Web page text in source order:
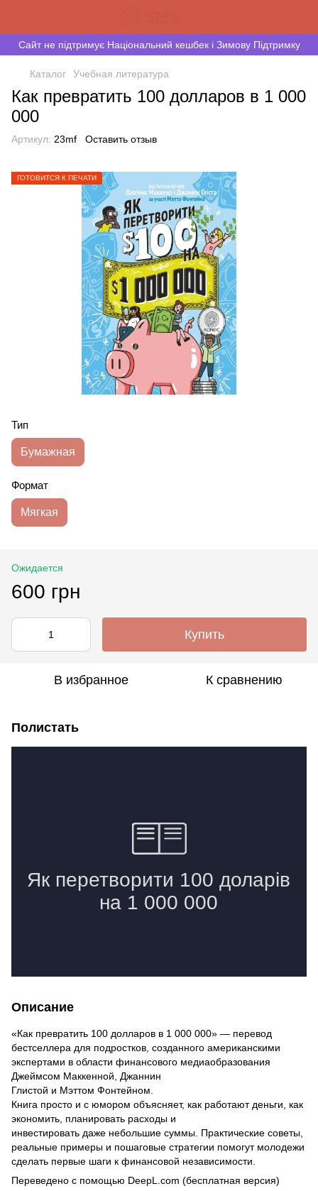
Сайт не підтримує Національний кешбек і Зимову Підтримку
Каталог Учебная литература
Как превратить 100 долларов в 1 000
000
Артикул: 23mf Оставить отзыв
ГОТОВИТСЯ К ПЕЧАТИ
Тип
Бумажная
Формат
Мягкая
Ожидается
600 грн
Купить
В избранное К сравнению
Полистать
Описание
«Как превратить 100 долларов в 1 000 000» — перевод
бестселлера для подростков, созданного американскими
экспертами в области финансового медиаобразования
Джеймсом Маккенной, Джаннин
Глистой и Мэттом Фонтейном.
Книга просто и с юмором объясняет, как работают деньги, как
экономить, планировать расходы и
инвестировать даже небольшие суммы. Практические советы,
реальные примеры и пошаговые стратегии помогут молодежи
сделать первые шаги к финансовой независимости.
Переведено с помощью DeepL.com (бесплатная версия)